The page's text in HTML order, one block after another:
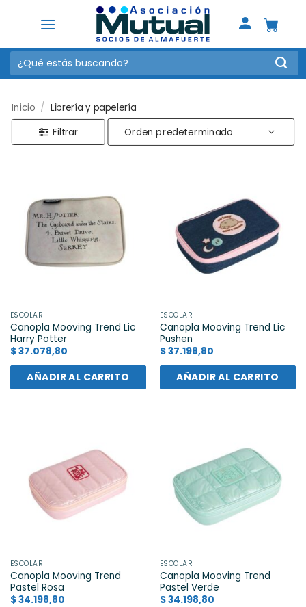
Buscar
por:
Inicio / Librería y papelería
Filtrar
ESCOLAR
Canopla Mooving Trend Lic
Harry Potter
$37.078,80
AÑADIR AL CARRITO
ESCOLAR
Canopla Mooving Trend Lic
Pushen
$37.198,80
AÑADIR AL CARRITO
ESCOLAR
Canopla Mooving Trend
Pastel Rosa
$34.198,80
ESCOLAR
Canopla Mooving Trend
Pastel Verde
$34.198,80